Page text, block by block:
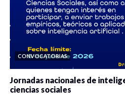
CONVOCATORIAS
Jornadas nacionales de
ciencias sociales